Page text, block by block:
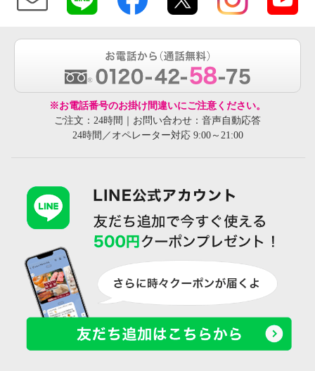
※お電話番号のお掛け間違いにご注意ください。
ご注文：24時間｜お問い合わせ：音声自動応答
24時間／オペレーター対応 9:00～21:00